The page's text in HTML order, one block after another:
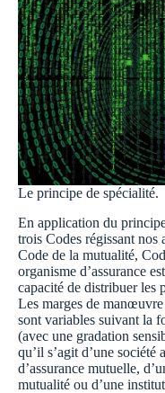
Le principe de spécialité.
En application du
trois Codes régissant nos
Code de la mutualité,
organisme d’assurance
capacité de distribuer les
Les marges de
sont variables suivant la
(avec une gradation
qu’il s’agit d’une société
d’assurance mutuelle,
mutualité ou d’une